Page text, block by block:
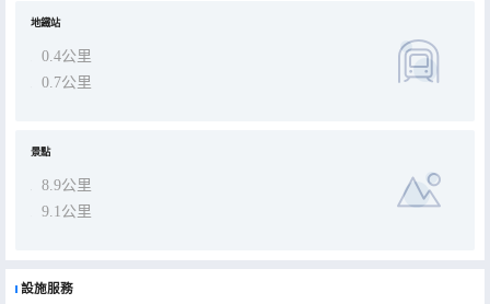
地鐵站
0.4公里
0.7公里
景點
8.9公里
9.1公里
設施服務